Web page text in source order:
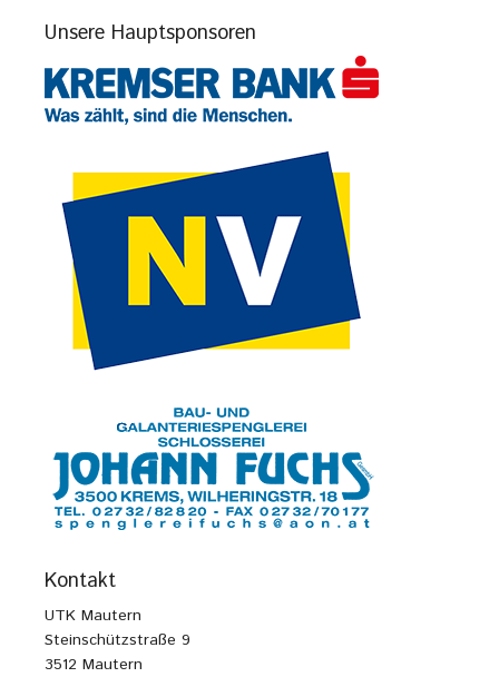
Unsere Hauptsponsoren
Kontakt
UTK Mautern
Steinschützstraße 9
3512 Mautern